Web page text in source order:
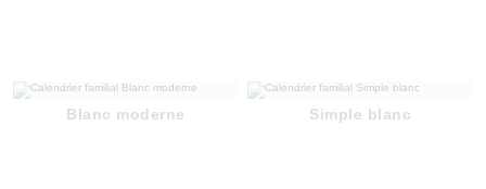
Blanc moderne Simple blanc